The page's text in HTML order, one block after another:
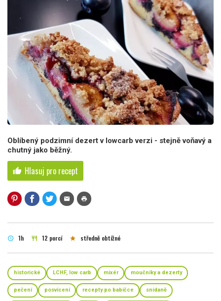
Oblíbený podzimní dezert v lowcarb verzi - stejně voňavý a
chutný jako běžný.
thumb_up Hlasuj pro recept
mail print
schedule 1h restaurant 12 porcí star středně obtížné
historické LCHF, low carb mixér moučníky a dezerty
pečení posvícení recepty po babičce snídaně